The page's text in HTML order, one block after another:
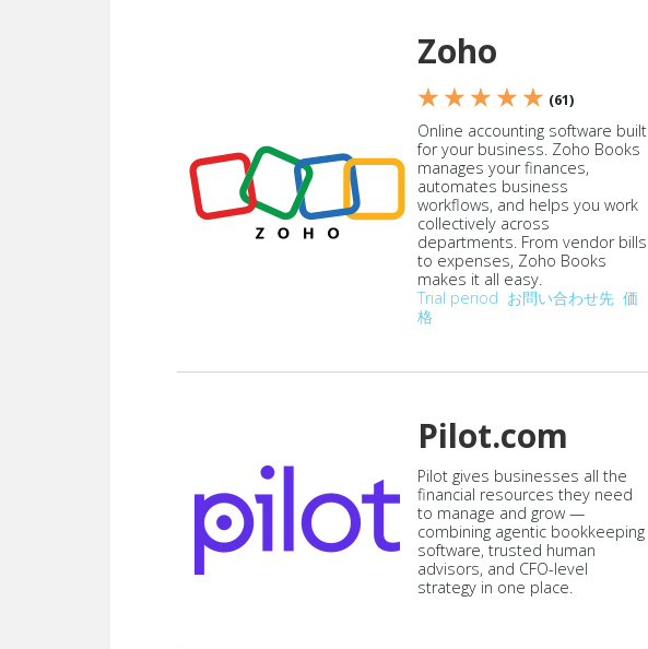
Zoho
★ ★ ★ ★ ★ (61)
Online accounting software built
for your business. Zoho Books
manages your finances,
automates business
workflows, and helps you work
collectively across
departments. From vendor bills
to expenses, Zoho Books
makes it all easy.
Trial period お問い合わせ先 価
格
Pilot.com
Pilot gives businesses all the
financial resources they need
to manage and grow —
combining agentic bookkeeping
software, trusted human
advisors, and CFO-level
strategy in one place.